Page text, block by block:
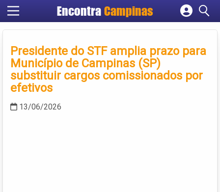
Encontra Campinas
Cadastrar empresa
Criar conta
Presidente do STF amplia prazo para
Município de Campinas (SP)
substituir cargos comissionados por
efetivos
13/06/2026